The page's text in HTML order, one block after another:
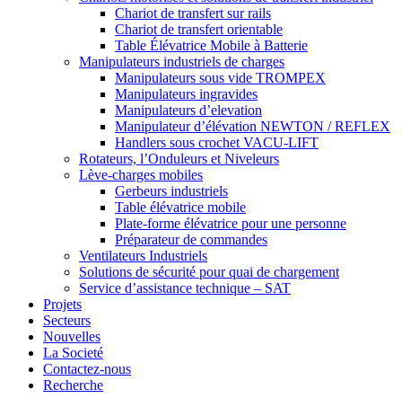
Chariot de transfert sur rails
Chariot de transfert orientable
Table Élévatrice Mobile à Batterie
Manipulateurs industriels de charges
Manipulateurs sous vide TROMPEX
Manipulateurs ingravides
Manipulateurs d’elevation
Manipulateur d’élévation NEWTON / REFLEX
Handlers sous crochet VACU-LIFT
Rotateurs, l’Onduleurs et Niveleurs
Lève-charges mobiles
Gerbeurs industriels
Table élévatrice mobile
Plate-forme élévatrice pour une personne
Préparateur de commandes
Ventilateurs Industriels
Solutions de sécurité pour quai de chargement
Service d’assistance technique – SAT
Projets
Secteurs
Nouvelles
La Societé
Contactez-nous
Recherche